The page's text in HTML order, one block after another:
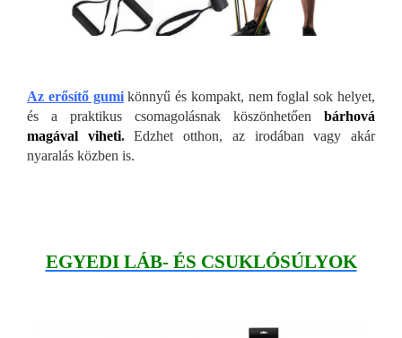
Az erősítő gumikönnyű és kompakt, nem foglal sok helyet,
és a praktikus csomagolásnak köszönhetően bárhová
magával viheti.Edzhet otthon, az irodában vagy akár
nyaralás közben is.
EGYEDI LÁB- ÉS CSUKLÓSÚLYOK